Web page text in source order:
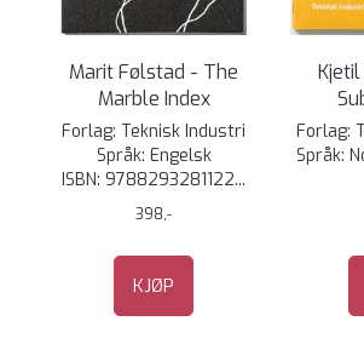
Marit Følstad - The
Marble Index
Forlag: Teknisk Industri
Språk: Engelsk ​
ISBN: 9788293281122...
398,-
KJØP
Forlag:
Språk: